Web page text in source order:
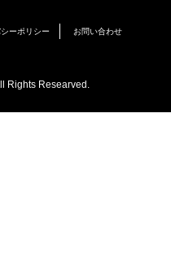
ーポリシー お問い合わせ
Rights Researved.